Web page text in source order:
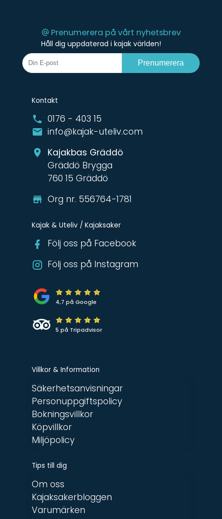
Prenumerera på vårt nyhetsbrev
Håll dig uppdaterad i kajak världen!
Prenumerera
Kontakt
0176 - 403 15
info@kajak-uteliv.com
Kajakbas Gräddö
Gräddö Brygga
760 15 Gräddö
Org nr. 556764-1781
Kajak & Uteliv / Kajaksaker
Följ oss på Facebook
Följ oss på Instagram
4,7 på Google
5 på Tripadvisor
Villkor & Information
Säkerhetsanvisningar
Personuppgiftspolicy
Bokningsvillkor
Köpvillkor
Miljöpolicy
Tips till dig
Om oss
Kajaksakerbloggen
Varumärken